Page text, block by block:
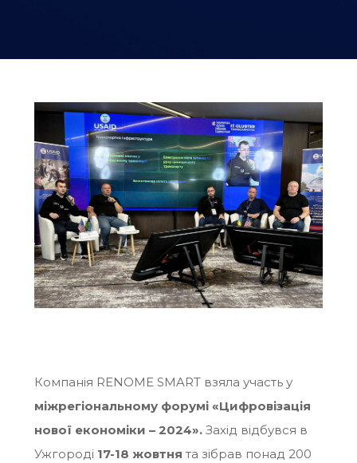
Компанія RENOME SMART взяла участь у
міжрегіональному форумі «Цифровізація
нової економіки – 2024».Захід відбувся в
Ужгороді 17-18 жовтня та зібрав понад 200